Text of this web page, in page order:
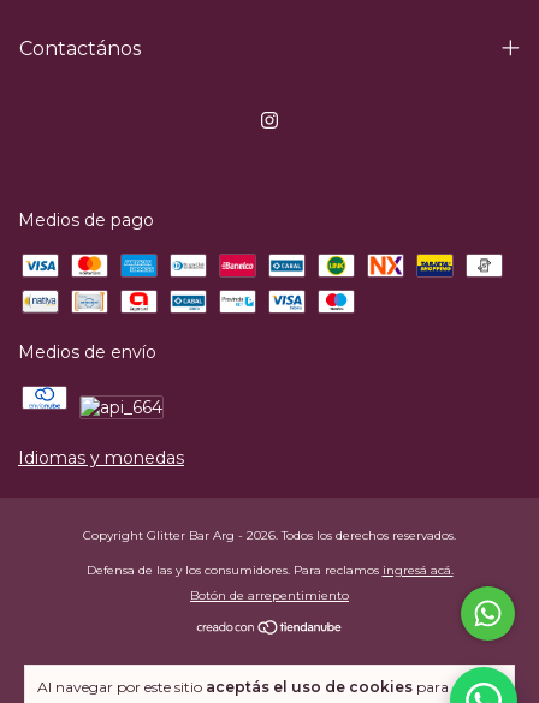
Al navegar por este sitio aceptás el uso de cookies para
Contactános
Medios de pago
Medios de envío
Idiomas y monedas
Copyright Glitter Bar Arg - 2026. Todos los derechos reservados.
Defensa de las y los consumidores. Para reclamos ingresá acá.
Botón de arrepentimiento